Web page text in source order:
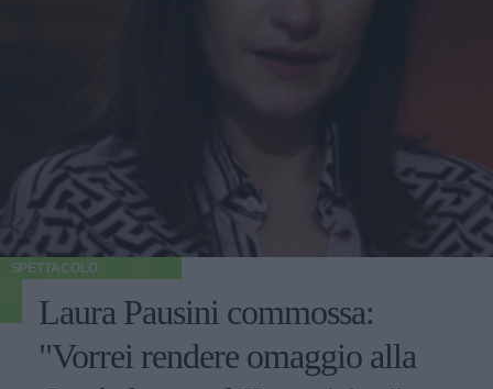
SPETTACOLO
Laura Pausini commossa:
"Vorrei rendere omaggio alla